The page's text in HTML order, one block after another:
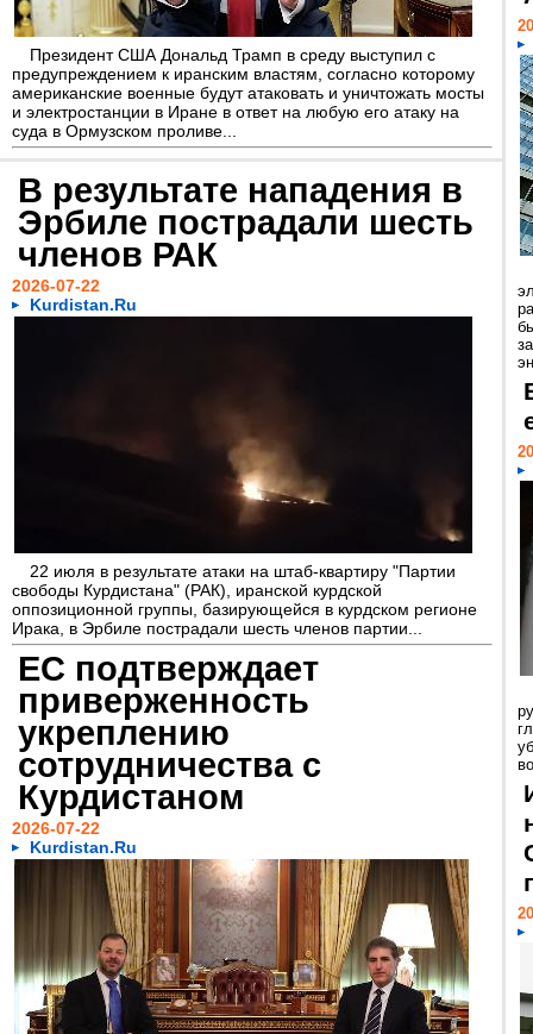
Президент США Дональд Трамп в среду выступил с
предупреждением к иранским властям, согласно которому
американские военные будут атаковать и уничтожать мосты
и электростанции в Иране в ответ на любую его атаку на
суда в Ормузском проливе...
В результате нападения в
Эрбиле пострадали шесть
членов РАК
2026-07-22
Kurdistan.Ru
22 июля в результате атаки на штаб-квартиру "Партии
свободы Курдистана" (РАК), иранской курдской
оппозиционной группы, базирующейся в курдском регионе
Ирака, в Эрбиле пострадали шесть членов партии...
ЕС подтверждает
приверженность
укреплению
сотрудничества с
Курдистаном
2026-07-22
Kurdistan.Ru